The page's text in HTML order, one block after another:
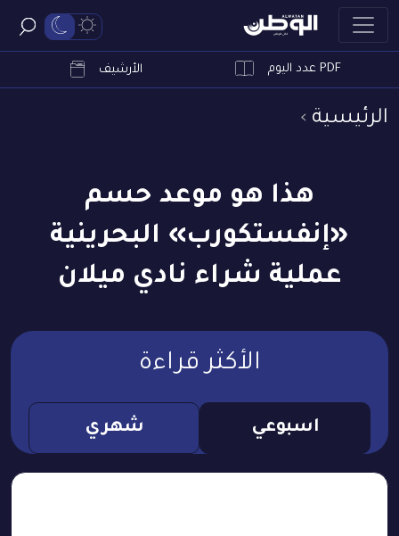
PDF عدد اليوم الأرشيف
الرئيسية
هذا هو موعد حسم
«إنفستكورب» البحرينية
عملية شراء نادي ميلان
الأكثر قراءة
اسبوعي شهري